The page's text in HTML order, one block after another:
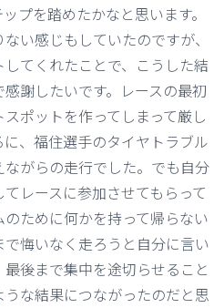
プを踏めたかなと思います。
い感じもしていたのですが、
てくれたことで、こうした結
謝したいです。レースの最初
ポットを作ってしまって厳し
、福住選手のタイヤトラブル
がらの走行でした。でも自分
レースに参加させてもらって
ために何かを持って帰らない
悔いなく走ろうと自分に言い
後まで集中を途切らせること
な結果につながったのだと思